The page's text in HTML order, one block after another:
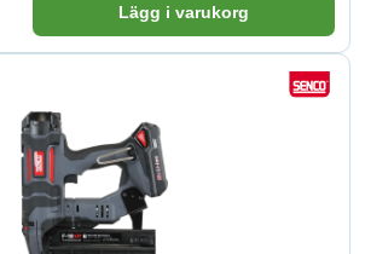
Lägg i varukorg